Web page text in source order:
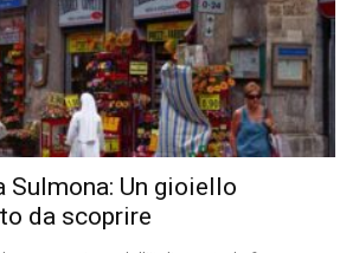
Sulmona: Un gioiello
da scoprire